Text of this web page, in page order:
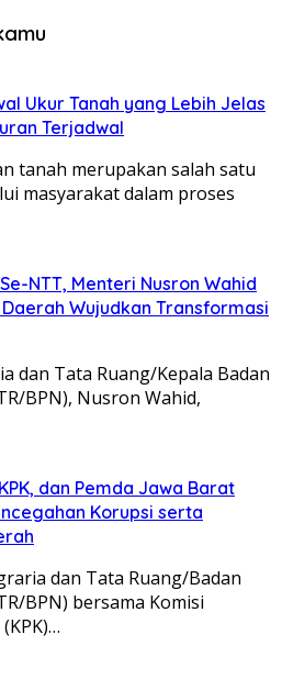
Ukur Tanah yang Lebih Jelas
Terjadwal
tanah merupakan salah satu
masyarakat dalam proses
NTT, Menteri Nusron Wahid
Wujudkan Transformasi
dan Tata Ruang/Kepala Badan
BPN), Nusron Wahid,
dan Pemda Jawa Barat
Korupsi serta
dan Tata Ruang/Badan
BPN) bersama Komisi